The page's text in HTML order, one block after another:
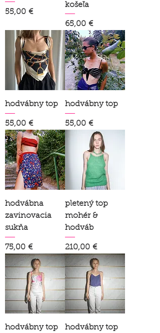
Price
55,00 €
košeľa
Price
65,00 €
hodvábny top
Price
55,00 €
hodvábny top
Price
55,00 €
hodvábna
zavinovacia
sukňa
Price
75,00 €
pletený top
mohér &
hodváb
Price
210,00 €
hodvábny top hodvábny top